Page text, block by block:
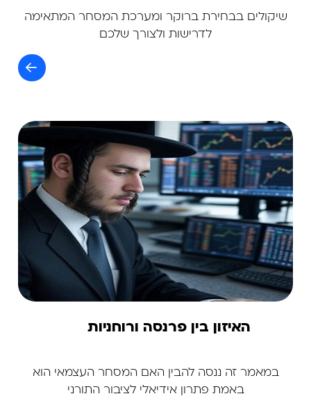
שיקולים בבחירת ברוקר ומערכת המסחר המתאימה
לדרישות ולצורך שלכם
האיזון בין פרנסה ורוחניות
במאמר זה ננסה להבין האם המסחר העצמאי הוא
באמת פתרון אידיאלי לציבור התורני